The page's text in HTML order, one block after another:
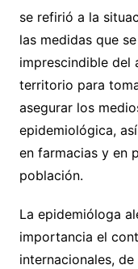
se refirió a la
las medidas que
imprescindible del
territorio para
asegurar los
epidemiológica,
en farmacias y en
población.
La epidemióloga
importancia el
internacionales,